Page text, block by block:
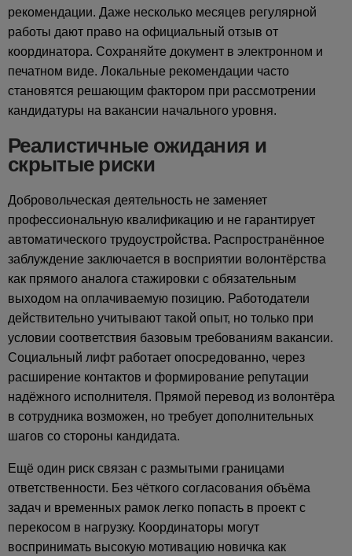
рекомендации. Даже несколько месяцев регулярной
работы дают право на официальный отзыв от
координатора. Сохраняйте документ в электронном и
печатном виде. Локальные рекомендации часто
становятся решающим фактором при рассмотрении
кандидатуры на вакансии начального уровня.
Реалистичные ожидания и
скрытые риски
Добровольческая деятельность не заменяет
профессиональную квалификацию и не гарантирует
автоматического трудоустройства. Распространённое
заблуждение заключается в восприятии волонтёрства
как прямого аналога стажировки с обязательным
выходом на оплачиваемую позицию. Работодатели
действительно учитывают такой опыт, но только при
условии соответствия базовым требованиям вакансии.
Социальный лифт работает опосредованно, через
расширение контактов и формирование репутации
надёжного исполнителя. Прямой перевод из волонтёра
в сотрудника возможен, но требует дополнительных
шагов со стороны кандидата.
Ещё один риск связан с размытыми границами
ответственности. Без чёткого согласования объёма
задач и временных рамок легко попасть в проект с
перекосом в нагрузку. Координаторы могут
воспринимать высокую мотивацию новичка как